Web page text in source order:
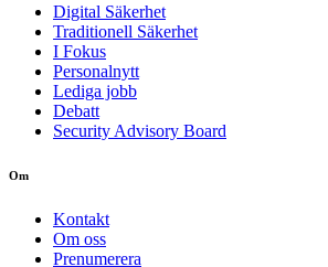
Digital Säkerhet
Traditionell Säkerhet
I Fokus
Personalnytt
Lediga jobb
Debatt
Security Advisory Board
Om
Kontakt
Om oss
Prenumerera